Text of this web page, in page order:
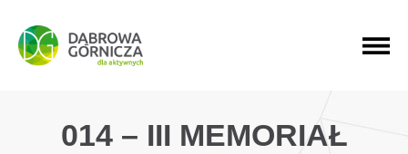
PRZEJDŹ DO MENU GŁÓWNEGO
PRZEJDŹ DO WYSZUKIWARKI
PRZEJDŹ DO TREŚCI
014 – III MEMORIAŁ